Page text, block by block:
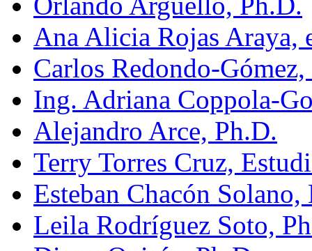
Ana Alicia Rojas Araya,
Carlos Redondo-
Ing. Adriana Coppola-
Alejandro Arce, Ph.D.
Terry Torres Cruz,
Esteban Chacón
Leila Rodríguez Soto,